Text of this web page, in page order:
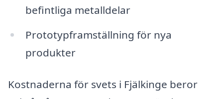
befintliga metalldelar
Prototypframställning för nya
produkter
Kostnaderna för svets i Fjälkinge beror